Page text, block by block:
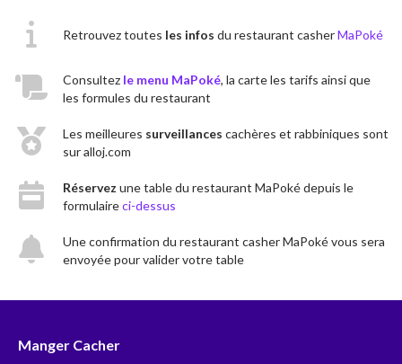
Retrouvez toutes les infos du restaurant casherMaPoké
Consultez le menu MaPoké, la carte les tarifs ainsi que
les formules du restaurant
Les meilleures surveillances cachères et rabbiniques sont
sur alloj.com
Réservez une table du restaurant MaPoké depuis le
formulaireci-dessus
Une confirmation du restaurant casher MaPoké vous sera
envoyée pour valider votre table
Manger Cacher